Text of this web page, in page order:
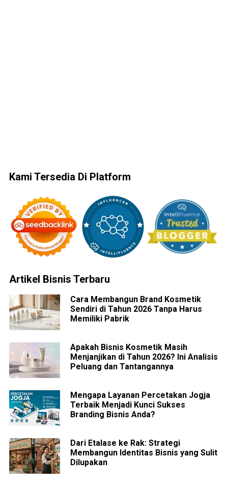
Kami Tersedia Di Platform
Artikel Bisnis Terbaru
Cara Membangun Brand Kosmetik
Sendiri di Tahun 2026 Tanpa Harus
Memiliki Pabrik
Apakah Bisnis Kosmetik Masih
Menjanjikan di Tahun 2026? Ini Analisis
Peluang dan Tantangannya
Mengapa Layanan Percetakan Jogja
Terbaik Menjadi Kunci Sukses
Branding Bisnis Anda?
Dari Etalase ke Rak: Strategi
Membangun Identitas Bisnis yang Sulit
Dilupakan